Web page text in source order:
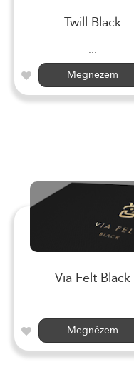
Twill Black
...
Megnézem
Via Felt Black
...
Megnézem